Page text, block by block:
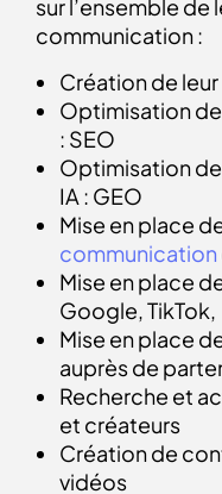
sur l’ensemble de
communication :
Création de
Optimisation
: SEO
Optimisation
IA : GEO
Mise en place
communication
Mise en place
Google, TikTok,
Mise en place
auprès de
Recherche et
et créateurs
Création de
vidéos